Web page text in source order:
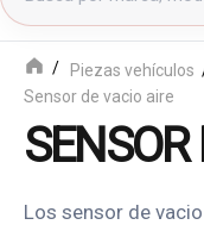
Piezas vehículos
Sensor de vacio aire
SENSOR
Los sensor de